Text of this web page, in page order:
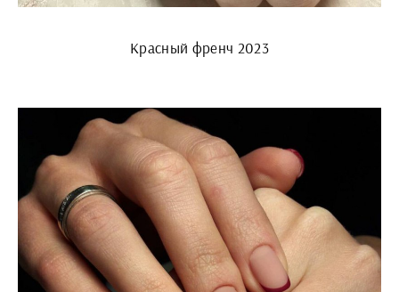
Красный френч 2023